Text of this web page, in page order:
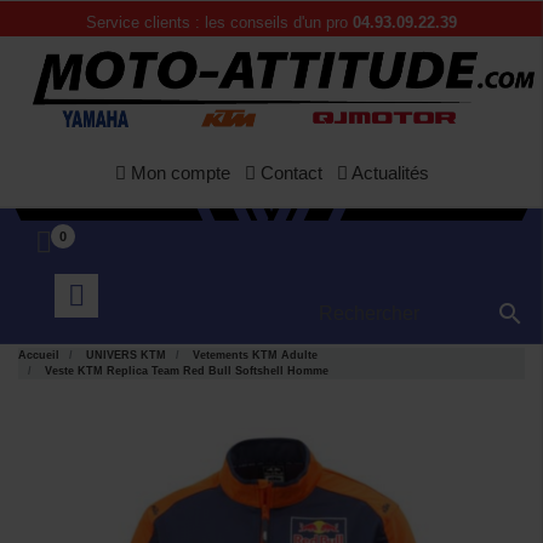
Service clients : les conseils d'un pro 04.93.09.22.39
Mon compte Contact Actualités
0

Accueil UNIVERS KTM
Vetements KTM Adulte
Veste KTM Replica Team Red Bull Softshell Homme